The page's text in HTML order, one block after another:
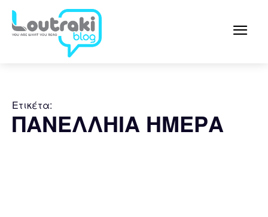
Ετικέτα:
ΠΑΝΕΛΛΗΙΑ ΗΜΕΡΑ